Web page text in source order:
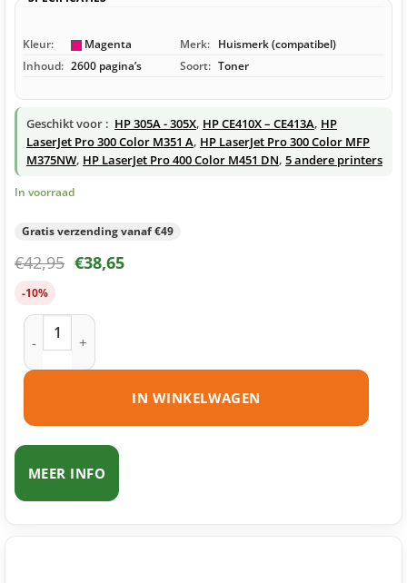
Kleur: Magenta Merk: Huismerk (compatibel)
Inhoud: 2600 pagina’s Soort: Toner
Geschikt voor : HP 305A - 305X, HP CE410X – CE413A, HP
LaserJet Pro 300 Color M351 A, HP LaserJet Pro 300 Color MFP
M375NW, HP LaserJet Pro 400 Color M451 DN, 5 andere printers
In voorraad
Gratis verzending vanaf €49
€42,95 €38,65
-10%
HP 305A (CE413A) toner magenta huismerk aantal
IN WINKELWAGEN
MEER INFO